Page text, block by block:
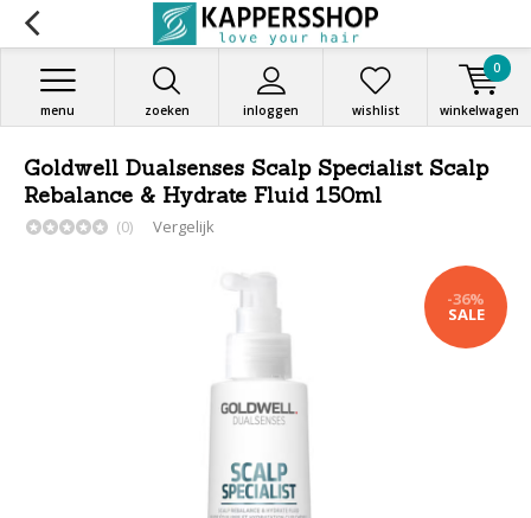
zoeken inloggen
menu wishlist winkelwagen
0
Goldwell Dualsenses Scalp Specialist Scalp
Rebalance & Hydrate Fluid 150ml
(0) Vergelijk
-36%
SALE